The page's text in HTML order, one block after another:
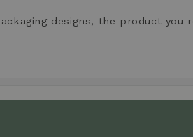
designs, the product you
度越高，果酸感更明顯、風味更清爽。